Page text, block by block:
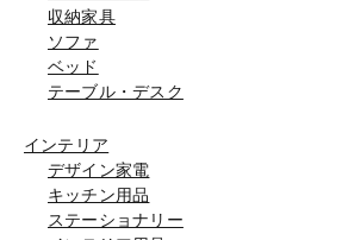
収納家具
ソファ
ベッド
テーブル・デスク
インテリア
デザイン家電
キッチン用品
ステーショナリー